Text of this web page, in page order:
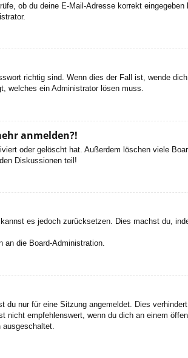
ob du deine E-Mail-Adresse korrekt
richtig sind. Wenn dies der Fall ist, wende
welches ein Administrator lösen muss.
anmelden?!
oder gelöscht hat. Außerdem löschen viele
Diskussionen teil!
es jedoch zurücksetzen. Dies machst du,
an die Board-Administration.
du nur für eine Sitzung angemeldet. Dies
nicht empfehlenswert, wenn du dich an einem